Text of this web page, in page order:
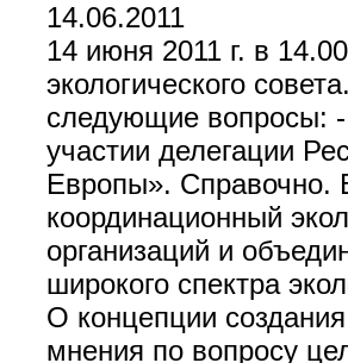
14.06.2011
14 июня 2011 г. в
экологического
следующие вопросы: -
участии делегации
Европы». Справочно.
координационный
организаций и
широкого спектра
О концепции
мнения по вопросу